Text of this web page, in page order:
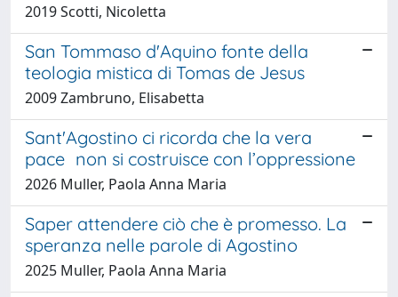
2019 Scotti, Nicoletta
San Tommaso d'Aquino fonte della
teologia mistica di Tomas de Jesus
2009 Zambruno, Elisabetta
Sant'Agostino ci ricorda che la vera
pace non si costruisce con l’oppressione
2026 Muller, Paola Anna Maria
Saper attendere ciò che è promesso. La
speranza nelle parole di Agostino
2025 Muller, Paola Anna Maria